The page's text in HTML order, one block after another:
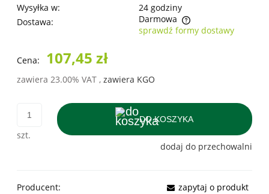
Wysyłka w:
24 godziny
Dostawa:
Darmowa
Cena nie zawiera ewentualnych kosztów płatności
sprawdź formy dostawy
Cena: 107,45 zł
zawiera 23.00% VAT , zawiera KGO
szt.
DO KOSZYKA
dodaj do przechowalni
Producent:
zapytaj o produkt